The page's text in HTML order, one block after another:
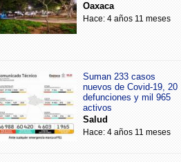
Oaxaca
Hace: 4 años 11 meses
Suman 233 casos
nuevos de Covid-19, 20
defunciones y mil 965
activos
Salud
Hace: 4 años 11 meses